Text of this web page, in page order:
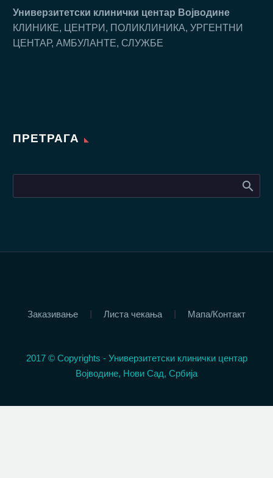
Универзитетски клинички центар Воjводине
КЛИНИКЕ, ЦЕНТРИ, ПОЛИКЛИНИКА, УРГЕНТНИ
ЦЕНТАР, АМБУЛАНТЕ, СЛУЖБЕ
ПРЕТРАГА
Заказивање Листа чекања Мапа/Контакт
2017 © Copyrights - Универзитетски клинички центар
Војводине, Нови Сад, Србија